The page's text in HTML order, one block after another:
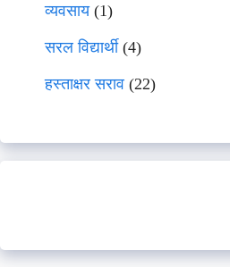
व्यवसाय(1)
सरल विद्यार्थी(4)
हस्ताक्षर सराव (22)